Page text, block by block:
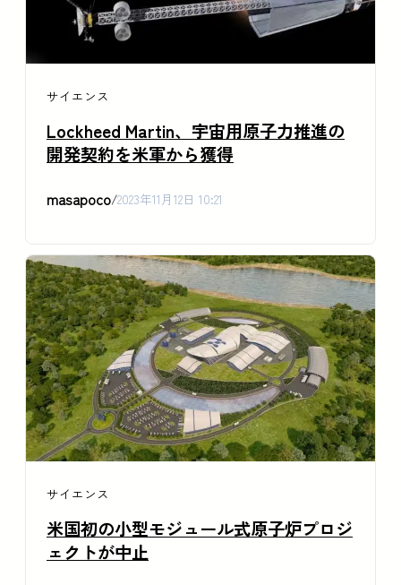
サイエンス
Lockheed Martin、宇宙用原子力推進の
開発契約を米軍から獲得
masapoco/2023年11月12日 10:21
サイエンス
米国初の小型モジュール式原子炉プロジ
ェクトが中止